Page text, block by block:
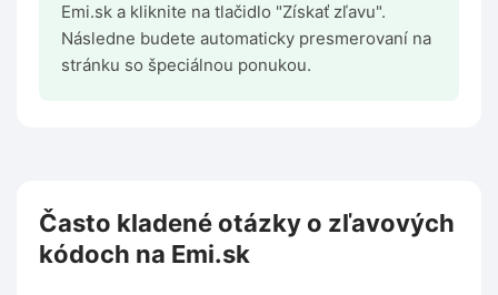
Emi.sk a kliknite na tlačidlo "Získať zľavu".
Následne budete automaticky presmerovaní na
stránku so špeciálnou ponukou.
Často kladené otázky o zľavových
kódoch na Emi.sk